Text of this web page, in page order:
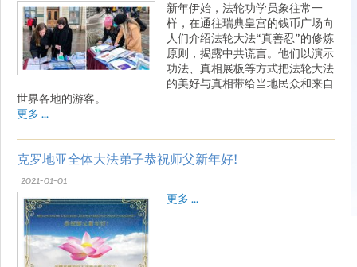
新年伊始，法轮功学员象往常一
样，在通往瑞典皇宫的钱币广场向
人们介绍法轮大法“真善忍”的修炼
原则，揭露中共谎言。他们以演示
功法、真相展板等方式把法轮大法
的美好与真相带给当地民众和来自
世界各地的游客。
更多 ...
克罗地亚全体大法弟子恭祝师父新年好!
2021-01-01
更多 ...